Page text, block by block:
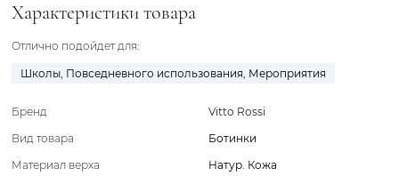
Характеристики товара
Отлично подойдет для:
Школы, Повседневного использования, Мероприятия
Бренд
Vitto Rossi
Вид товара
Ботинки
Материал верха
Натур. Кожа